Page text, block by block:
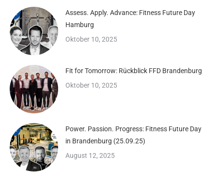
Assess. Apply. Advance: Fitness Future Day
Hamburg
Oktober 10, 2025
Fit for Tomorrow: Rückblick FFD Brandenburg
Oktober 10, 2025
Power. Passion. Progress: Fitness Future Day
in Brandenburg (25.09.25)
August 12, 2025